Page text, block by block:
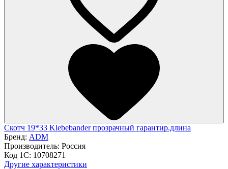
Скотч 19*33 Klebebander прозрачный гарантир.длина
Бренд: ADM
Производитель: Россия
Код 1С: 10708271
Другие характеристики